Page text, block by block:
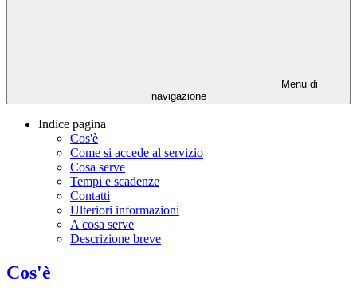
Menu di
navigazione
Indice pagina
Cos'è
Come si accede al servizio
Cosa serve
Tempi e scadenze
Contatti
Ulteriori informazioni
A cosa serve
Descrizione breve
Cos'è